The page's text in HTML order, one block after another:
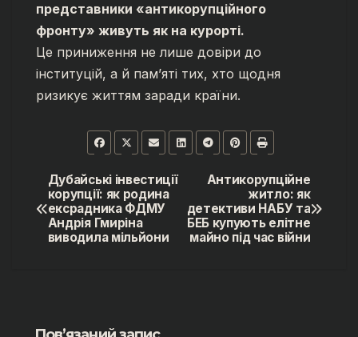
представники «антикорупційного
фронту» живуть як на курорті.
Це приниження не лише довіри до
інституцій, а й памʼяті тих, хто щодня
ризикує життям заради країни.
Навігація
записів
Антикорупційне
житло: як
детективи НАБУ та
БЕБ купують елітне
майно під час війни
Дубайські інвестиції
корупції: як родина
ексрадника ФДМУ
Андрія Гмиріна
виводила мільйони